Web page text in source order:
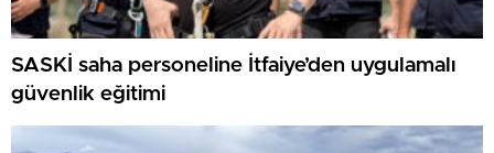
SASKİ saha personeline İtfaiye’den uygulamalı
güvenlik eğitimi